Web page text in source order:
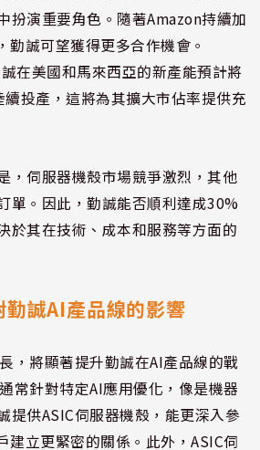
扮演重要角色。隨著Amazon持續加
勤誠可望獲得更多合作機會。
誠在美國和馬來西亞的新產能預計將
投產，這將為其擴大市佔率提供充
，伺服器機殼市場競爭激烈，其他
單。因此，勤誠能否順利達成30%
於其在技術、成本和服務等方面的
誠AI產品線的影響
，將顯著提升勤誠在AI產品線的戰
常針對特定AI應用優化，像是機器
提供ASIC伺服器機殼，能更深入參
建立更緊密的關係。此外，ASIC伺